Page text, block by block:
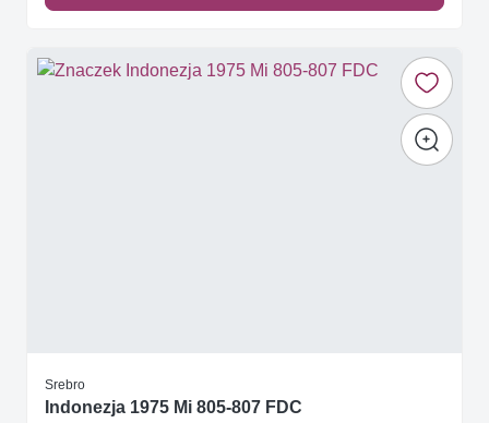
Srebro
Indonezja 1975 Mi 805-807 FDC